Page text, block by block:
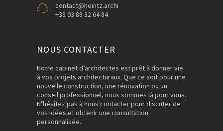
contact@heintz.archi
+33 03 88 32 64 84
NOUS CONTACTER
Notre cabinet d’architectes est prêt à donner vie
à vos projets architecturaux. Que ce soit pour une
nouvelle construction, une rénovation ou un
conseil professionnel, nous sommes là pour vous.
N’hésitez pas à nous contacter pour discuter de
vos idées et obtenir une consultation
personnalisée.